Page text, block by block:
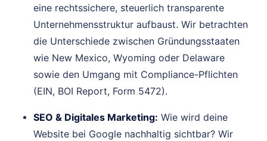
eine rechtssichere, steuerlich transparente
Unternehmensstruktur aufbaust. Wir betrachten
die Unterschiede zwischen Gründungsstaaten
wie New Mexico, Wyoming oder Delaware
sowie den Umgang mit Compliance-Pflichten
(EIN, BOI Report, Form 5472).
SEO & Digitales Marketing: Wie wird deine
Website bei Google nachhaltig sichtbar? Wir